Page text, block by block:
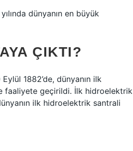
dünyanın en büyük
ÇIKTI?
1882’de, dünyanın ilk
faaliyete geçirildi. İlk hidroelektrik
ilk hidroelektrik santrali